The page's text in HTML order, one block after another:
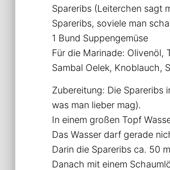
Spareribs (Leiterchen sagt
Spareribs, soviele man
1 Bund Suppengemüse
Für die Marinade: Olivenöl,
Sambal Oelek, Knoblauch,
Zubereitung: Die Spareribs
was man lieber mag).
In einem großen Topf
Das Wasser darf gerade
Darin die Spareribs ca. 50
Danach mit einem